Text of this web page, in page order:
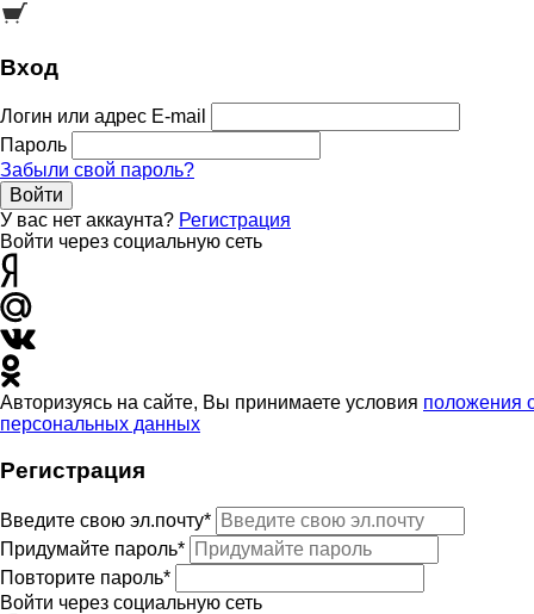
Вход
Логин или адрес E-mail
Пароль
Забыли свой пароль?
Войти
У вас нет аккаунта? Регистрация
Войти через социальную сеть
Авторизуясь на сайте, Вы принимаете условия положения
персональных данных
Регистрация
Введите свою эл.почту*
Придумайте пароль*
Повторите пароль*
Войти через социальную сеть